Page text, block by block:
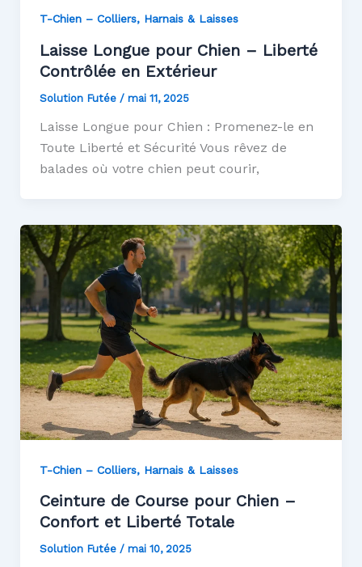
T-Chien – Colliers, Harnais & Laisses
Laisse Longue pour Chien – Liberté
Contrôlée en Extérieur
Solution Futée / mai 11, 2025
Laisse Longue pour Chien : Promenez-le en
Toute Liberté et Sécurité Vous rêvez de
balades où votre chien peut courir,
T-Chien – Colliers, Harnais & Laisses
Ceinture de Course pour Chien –
Confort et Liberté Totale
Solution Futée / mai 10, 2025